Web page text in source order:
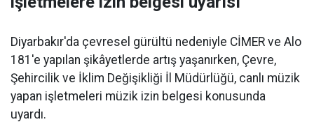
Diyarbakır'da çevresel gürültü nedeniyle CİMER ve Alo
181'e yapılan şikâyetlerde artış yaşanırken, Çevre,
Şehircilik ve İklim Değişikliği İl Müdürlüğü, canlı müzik
yapan işletmeleri müzik izin belgesi konusunda
uyardı.